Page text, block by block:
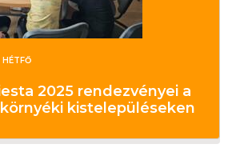
2025 rendezvényei a
kistelepüléseken